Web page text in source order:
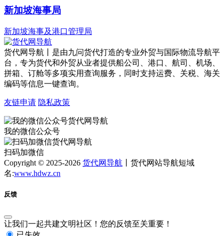
新加坡海事局
新加坡海事及港口管理局
货代网导航丨是由九问货代打造的专业外贸与国际物流导航平
台，专为货代和外贸从业者提供船公司、港口、航司、机场、
拼箱、订舱等多项实用查询服务，同时支持运费、关税、海关
编码等信息一键查询。
友链申请 隐私政策
我的微信公众号
扫码加微信
Copyright © 2025-2026 货代网导航 丨货代网站导航短域
名:www.hdwz.cn
反馈
让我们一起共建文明社区！您的反馈至关重要！